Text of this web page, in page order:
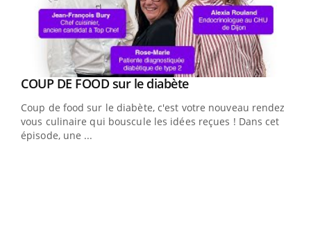
Youtube
COUP DE FOOD sur le diabèteYoutube
Coup de food sur le diabète, c'est votre nouveau rendez-
vous culinaire qui bouscule les idées reçues ! Dans cet
épisode, une ...
Youtube
Quand l’entreprise mise sur le bien être global
"Les rendez-vous de la santé et de la qualité de vie au
travail" de Pourquoi Docteur reçoivent Régis Blugeon,
DRH et directeur ...